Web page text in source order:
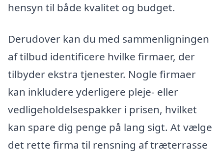
hensyn til både kvalitet og budget.
Derudover kan du med sammenligningen
af tilbud identificere hvilke firmaer, der
tilbyder ekstra tjenester. Nogle firmaer
kan inkludere yderligere pleje- eller
vedligeholdelsespakker i prisen, hvilket
kan spare dig penge på lang sigt. At vælge
det rette firma til rensning af træterrasse